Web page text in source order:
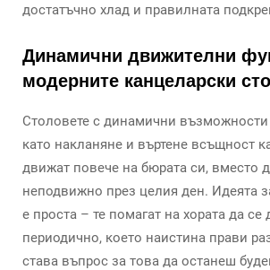
достатъчно хлад и правилната
Динамични движителни
модерните канцеларски
Столовете с динамични
като накланяне и въртене всъщност
движат повече на бюрата си, вместо
неподвижно през целия ден. Идеята
е проста – те помагат на хората да се
периодично, което наистина прави
става въпрос за това да останеш